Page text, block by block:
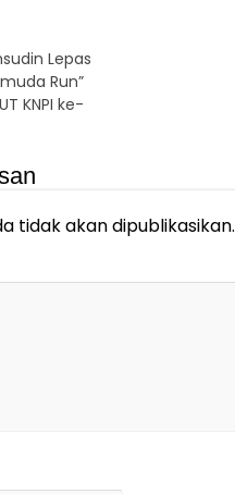
Lepas
Run”
KNPI ke-
tidak akan dipublikasikan.